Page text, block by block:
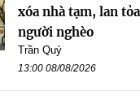
xóa nhà tạm, lan
người nghèo
Trần Quý
13:00 08/08/2026